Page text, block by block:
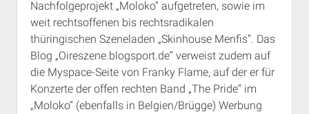
Nachfolgeprojekt „Moloko“ aufgetreten, sowie im
weit rechtsoffenen bis rechtsradikalen
thüringischen Szeneladen „Skinhouse Menfis“. Das
Blog „Oireszene.blogsport.de“ verweist zudem auf
die Myspace-Seite von Franky Flame, auf der er für
Konzerte der offen rechten Band „The Pride“ im
„Moloko“ (ebenfalls in Belgien/Brügge) Werbung